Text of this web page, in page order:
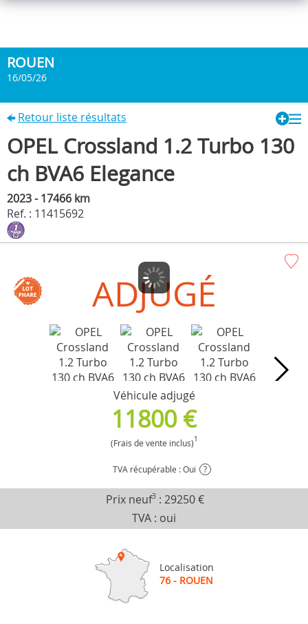
ROUEN
16/05/26
Retour liste résultats
OPEL Crossland 1.2 Turbo 130
ch BVA6 Elegance
2023 - 17466 km
Ref. : 11415692
ADJUGÉ
Véhicule adjugé
11800 €
(Frais de vente inclus)1
TVA récupérable : Oui ?
Prix neuf3 : 29250 €
TVA : oui
Localisation
76 - ROUEN